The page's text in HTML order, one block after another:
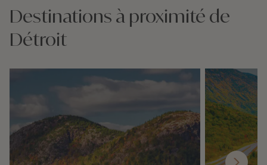
Destinations à proximité de
Détroit